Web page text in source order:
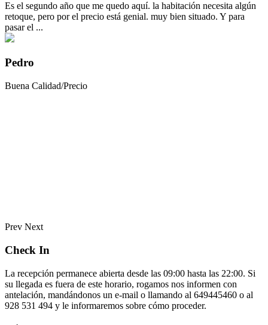
Es el segundo año que me quedo aquí. la habitación necesita algún
retoque, pero por el precio está genial. muy bien situado. Y para
pasar el ...
Pedro
Buena Calidad/Precio
Prev Next
Check In
La recepción permanece abierta desde las 09:00 hasta las 22:00. Si
su llegada es fuera de este horario, rogamos nos informen con
antelación, mandándonos un e-mail o llamando al 649445460 o al
928 531 494 y le informaremos sobre cómo proceder.